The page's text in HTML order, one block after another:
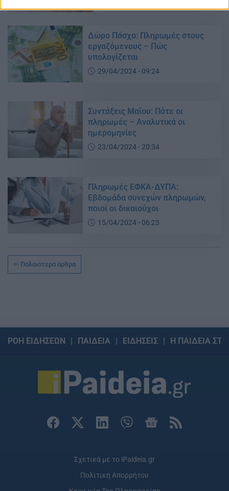
Δώρο Πάσχα: Πληρωμές στους
εργαζόμενους – Πώς
υπολογίζεται
29/04/2024 - 09:24
Συντάξεις Μαΐου: Πότε οι
πληρωμές – Αναλυτικά οι
ημερομηνίες
23/04/2024 - 20:34
Πληρωμές ΕΦΚΑ-ΔΥΠΑ:
Εβδομάδα συνεχών πληρωμών,
ποιοί οι δικαιούχοι
15/04/2024 - 06:23
Παλαιότερα άρθρα
ΡΟΗ ΕΙΔΗΣΕΩΝ ΠΑΙΔΕΙΑ ΕΙΔΗΣΕΙΣ Η ΠΑΙΔΕΙΑ
Σχετικά με το iPaideia.gr
Πολιτική Απορρήτου